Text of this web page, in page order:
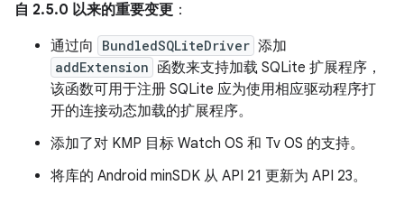
自 2.5.0 以来的重要变更 ：
通过向
BundledSQLiteDriver 添加
addExtension 函数来支持加载 SQLite 扩展程序，
该函数可用于注册 SQLite 应为使用相应驱动程序打
开的连接动态加载的扩展程序。
添加了对 KMP 目标 Watch OS 和 Tv OS 的支持。
将库的 Android minSDK 从 API 21 更新为 API 23。